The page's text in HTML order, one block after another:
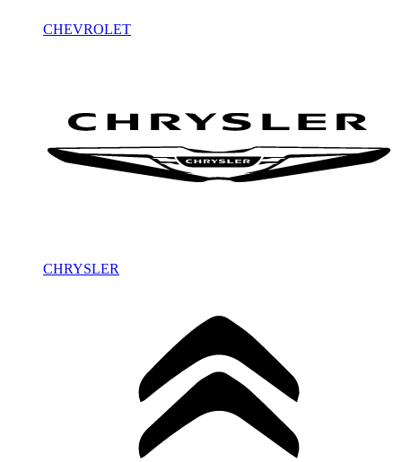
CHEVROLET
CHRYSLER